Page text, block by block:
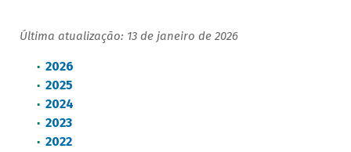
Última atualização: 13 de janeiro de 2026
2026
2025
2024
2023
2022